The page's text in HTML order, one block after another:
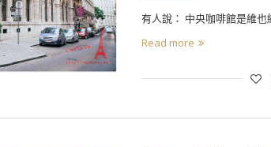
有人說： 中央咖啡館是維
Read more